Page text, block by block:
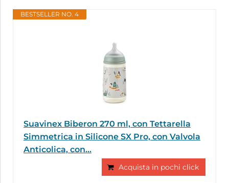
BESTSELLER NO. 4
Suavinex Biberon 270 ml, con Tettarella
Simmetrica in Silicone SX Pro, con Valvola
Anticolica, con...
Acquista in pochi click